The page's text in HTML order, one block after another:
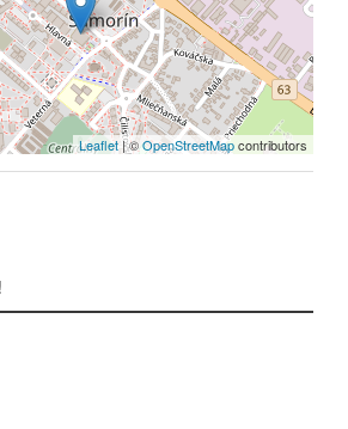
Leaflet| ©OpenStreetMapcontributors